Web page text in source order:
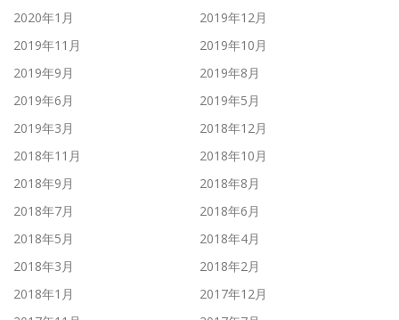
2020年1月
2019年12月
2019年11月
2019年10月
2019年9月
2019年8月
2019年6月
2019年5月
2019年3月
2018年12月
2018年11月
2018年10月
2018年9月
2018年8月
2018年7月
2018年6月
2018年5月
2018年4月
2018年3月
2018年2月
2018年1月
2017年12月